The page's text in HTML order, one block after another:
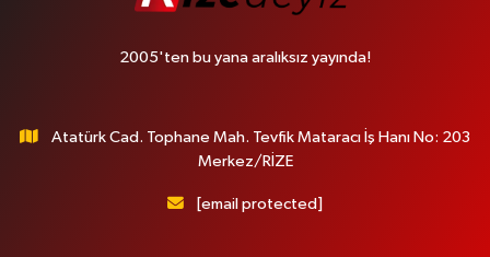
2005'ten bu yana aralıksız yayında!
Atatürk Cad. Tophane Mah. Tevfik Mataracı İş Hanı No: 203
Merkez/RİZE
[email protected]